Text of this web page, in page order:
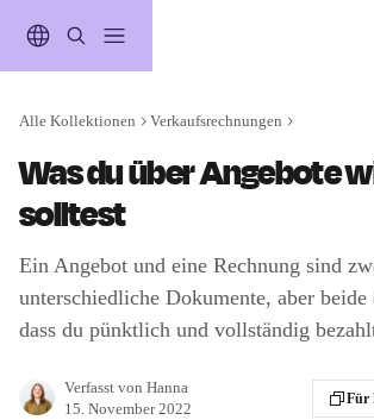
Alle Kollektionen Verkaufsrechnungen
Was du über Angebote
solltest
Ein Angebot und eine Rechnung sind
unterschiedliche Dokumente, aber beide
dass du pünktlich und vollständig
Verfasst von Hanna
15. November 2022
Für